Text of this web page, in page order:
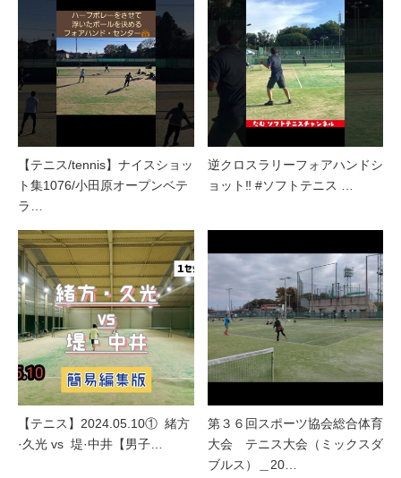
【テニス/tennis】ナイスショッ
ト集1076/小田原オープンベテ
ラ…
逆クロスラリーフォアハンドシ
ョット‼︎ #ソフトテニス …
【テニス】2024.05.10① 緒方
·久光 vs 堤·中井【男子…
第３６回スポーツ協会総合体育
大会 テニス大会（ミックスダ
ブルス）＿20…